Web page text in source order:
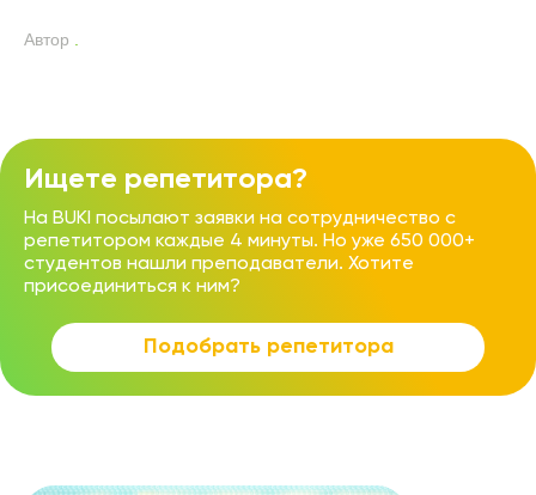
Автор
Ищете репетитора?
На BUKI посылают заявки на сотрудничество с
репетитором каждые 4 минуты. Но уже 650 000+
студентов нашли преподаватели. Хотите
присоединиться к ним?
Подобрать репетитора